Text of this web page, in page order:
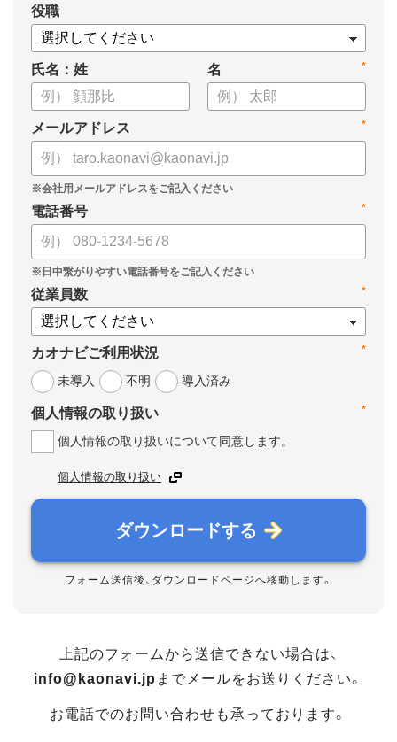
役職
氏名：姓 *
名
*
メールアドレス
*
電話番号
*
従業員数
*
カオナビご利用状況
未導入
不明 導入済み
*
個人情報の取り扱い
個人情報の取り扱いについて同意します。
個人情報の取り扱い
ダウンロードする
フォーム送信後、ダウンロードページへ移動します。
上記のフォームから送信できない場合は、
info@kaonavi.jp までメールをお送りください。
お電話でのお問い合わせも承っております。